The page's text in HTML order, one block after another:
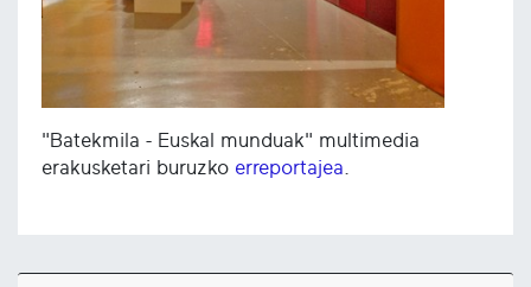
"Batekmila - Euskal munduak" multimedia
erakusketari buruzko erreportajea